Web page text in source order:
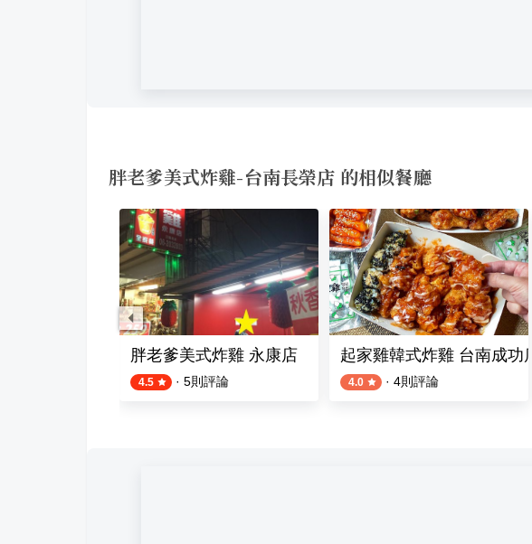
胖老爹美式炸雞-台南長榮店 的相似餐廳
胖老爹美式炸雞 永康店
4.5 · 5則評論
起家雞韓式炸雞 台南成功店
4.0 · 4則評論